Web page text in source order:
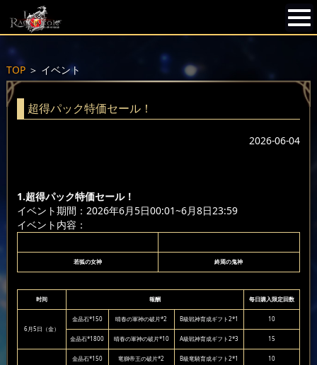
TOP＞ イベント
超得パック特価セール！
2026-06-04
1.超得パック特価セール！
イベント期間：2026年6月5日00:01~6月8日23:59
イベント内容：
若狐の女神 終焉の鬼神
时间 報酬 每日購入限定回数
6月5日（金）
金晶石*150 晴春の軍神の破片*2 B級戦神育成ギフト2*1 10
金晶石*1800 晴春の軍神の破片*10 A級戦神育成ギフト2*3 15
金晶石*150 竜獅帝王の破片*2 B級竜騎育成ギフト2*1 10